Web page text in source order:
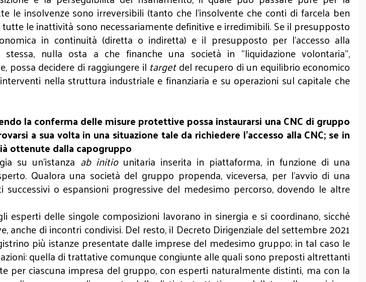
le insolvenze sono irreversibili (tanto che l’insolvente che conti di farcela ben
le inattività sono necessariamente definitive e irredimibili. Se il presupposto
in continuità (diretta o indiretta) e il presupposto per l’accesso alla
nulla osta a che finanche una società in “liquidazione volontaria”,
possa decidere di raggiungere il targetdel recupero di un equilibrio economico
nella struttura industriale e finanziaria e su operazioni sul capitale che
la conferma delle misure protettive possa instaurarsi una CNC di gruppo
a sua volta in una situazione tale da richiedere l’accesso alla CNC; se in
ottenute dalla capogruppo
su un’istanza ab initio unitaria inserita in piattaforma, in funzione di una
Qualora una società del gruppo propenda, viceversa, per l’avvio di una
o espansioni progressive del medesimo percorso, dovendo le altre
delle singole composizioni lavorano in sinergia e si coordinano, sicché
anche di incontri condivisi. Del resto, il Decreto Dirigenziale del settembre 2021
più istanze presentate dalle imprese del medesimo gruppo; in tal caso le
quella di trattative comunque congiunte alle quali sono preposti altrettanti
ciascuna impresa del gruppo, con esperti naturalmente distinti, ma con la